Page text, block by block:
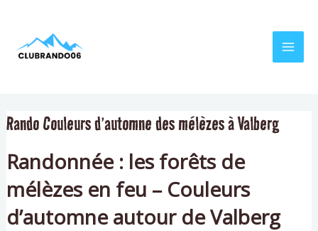
contenu
Rando Couleurs d’automne des mélèzes à Valberg
Randonnée : les forêts de
mélèzes en feu – Couleurs
d’automne autour de Valberg
de
l’article